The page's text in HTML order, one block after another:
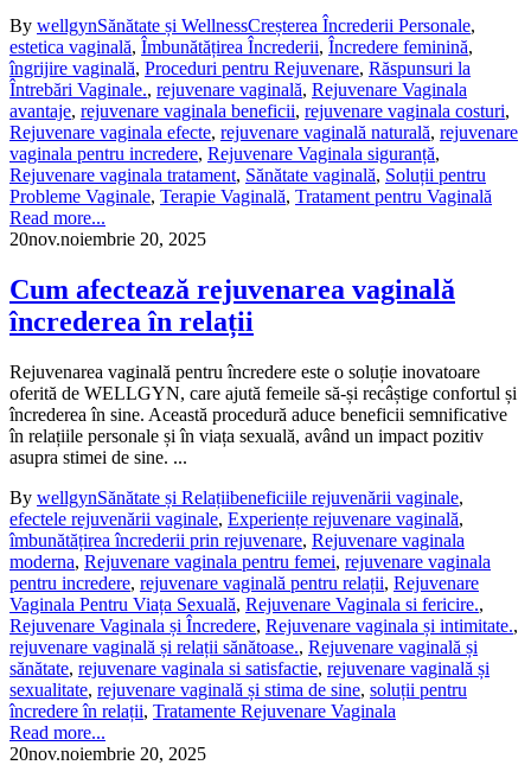
By wellgynSănătate și WellnessCreșterea Încrederii Personale,
estetica vaginală, Îmbunătățirea Încrederii, Încredere feminină,
îngrijire vaginală, Proceduri pentru Rejuvenare, Răspunsuri la
Întrebări Vaginale., rejuvenare vaginală, Rejuvenare Vaginala
avantaje, rejuvenare vaginala beneficii, rejuvenare vaginala costuri,
Rejuvenare vaginala efecte, rejuvenare vaginală naturală, rejuvenare
vaginala pentru incredere, Rejuvenare Vaginala siguranță,
Rejuvenare vaginala tratament, Sănătate vaginală, Soluții pentru
Probleme Vaginale, Terapie Vaginală, Tratament pentru Vaginală
Read more...
20nov.noiembrie 20, 2025
Cum afectează rejuvenarea vaginală
încrederea în relații
Rejuvenarea vaginală pentru încredere este o soluție inovatoare
oferită de WELLGYN, care ajută femeile să-și recâștige confortul și
încrederea în sine. Această procedură aduce beneficii semnificative
în relațiile personale și în viața sexuală, având un impact pozitiv
asupra stimei de sine. ...
By wellgynSănătate și Relațiibeneficiile rejuvenării vaginale,
efectele rejuvenării vaginale, Experiențe rejuvenare vaginală,
îmbunătățirea încrederii prin rejuvenare, Rejuvenare vaginala
moderna, Rejuvenare vaginala pentru femei, rejuvenare vaginala
pentru incredere, rejuvenare vaginală pentru relații, Rejuvenare
Vaginala Pentru Viața Sexuală, Rejuvenare Vaginala si fericire.,
Rejuvenare Vaginala și Încredere, Rejuvenare vaginala și intimitate.,
rejuvenare vaginală și relații sănătoase., Rejuvenare vaginală și
sănătate, rejuvenare vaginala si satisfactie, rejuvenare vaginală și
sexualitate, rejuvenare vaginală și stima de sine, soluții pentru
încredere în relații, Tratamente Rejuvenare Vaginala
Read more...
20nov.noiembrie 20, 2025